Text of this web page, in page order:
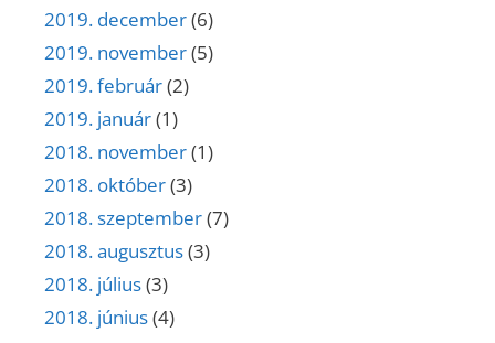
2019. december(6)
2019. november(5)
2019. február(2)
2019. január(1)
2018. november(1)
2018. október(3)
2018. szeptember(7)
2018. augusztus(3)
2018. július(3)
2018. június(4)